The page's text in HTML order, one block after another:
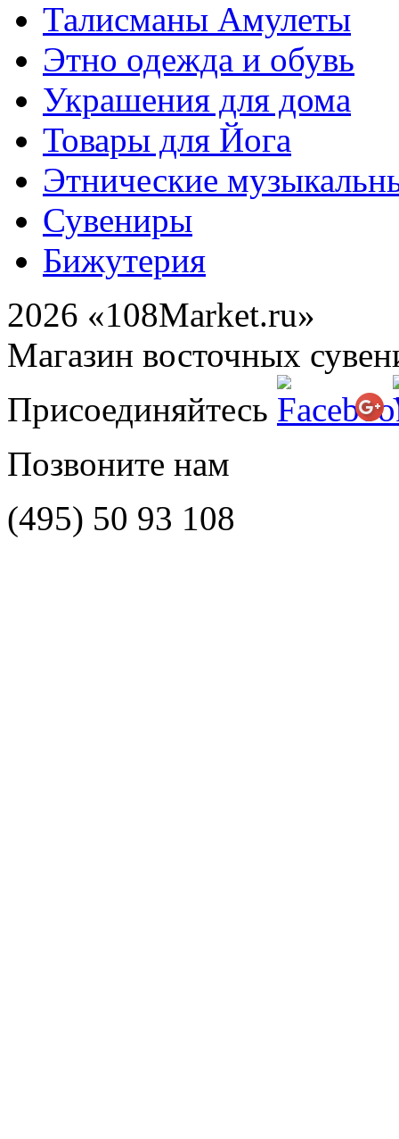
Талисманы Амулеты
Этно одежда и обувь
Украшения для дома
Товары для Йога
Этнические
Сувениры
Бижутерия
2026 «108Market.ru»
Магазин восточных
Присоединяйтесь
Позвоните нам
(495) 50 93 108